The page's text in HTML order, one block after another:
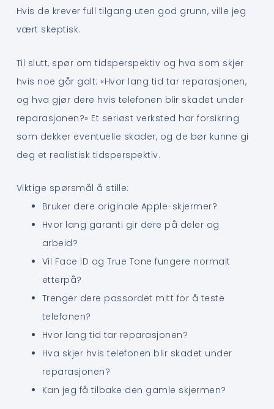
Hvis de krever full tilgang uten god grunn, ville jeg
vært skeptisk.
Til slutt, spør om tidsperspektiv og hva som skjer
hvis noe går galt: «Hvor lang tid tar reparasjonen,
og hva gjør dere hvis telefonen blir skadet under
reparasjonen?» Et seriøst verksted har forsikring
som dekker eventuelle skader, og de bør kunne gi
deg et realistisk tidsperspektiv.
Viktige spørsmål å stille:
Bruker dere originale Apple-skjermer?
Hvor lang garanti gir dere på deler og
arbeid?
Vil Face ID og True Tone fungere normalt
etterpå?
Trenger dere passordet mitt for å teste
telefonen?
Hvor lang tid tar reparasjonen?
Hva skjer hvis telefonen blir skadet under
reparasjonen?
Kan jeg få tilbake den gamle skjermen?